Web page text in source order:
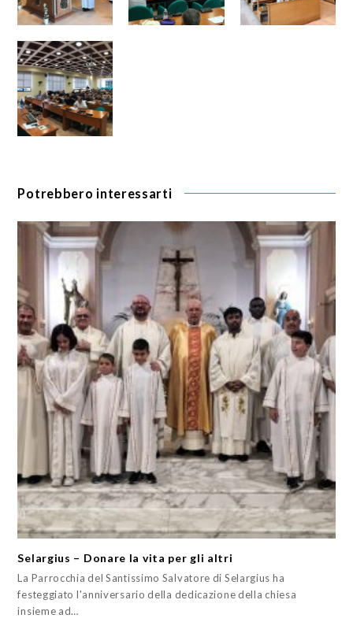
Potrebbero interessarti
Selargius – Donare la vita per gli altri
La Parrocchia del Santissimo Salvatore di Selargius ha
festeggiato l'anniversario della dedicazione della chiesa
insieme ad…